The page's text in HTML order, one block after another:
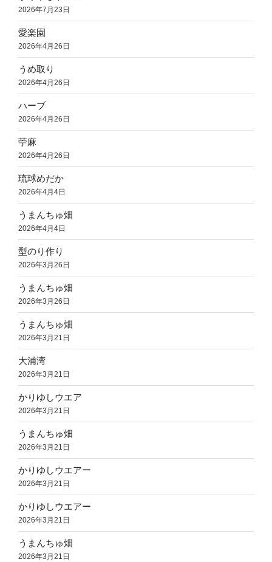
2026年7月23日
愛楽園
2026年4月26日
うめ取り
2026年4月26日
ハーブ
2026年4月26日
苧麻
2026年4月26日
琉球めだか
2026年4月4日
うまんちゅ畑
2026年4月4日
型のり作り
2026年3月26日
うまんちゅ畑
2026年3月26日
うまんちゅ畑
2026年3月21日
大浦湾
2026年3月21日
かりゆしウエア
2026年3月21日
うまんちゅ畑
2026年3月21日
かりゆしウエアー
2026年3月21日
かりゆしウエアー
2026年3月21日
うまんちゅ畑
2026年3月21日